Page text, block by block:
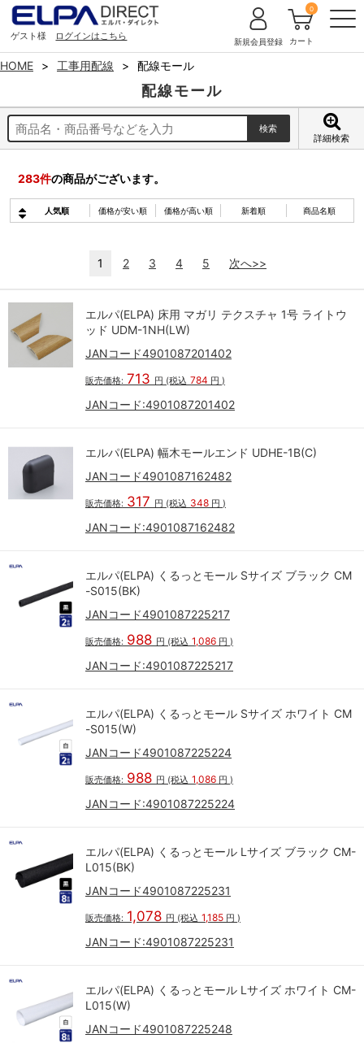
ゲスト様 ログインはこちら 新規会員登録 カート
0
HOME 工事用配線 配線モール
配線モール
詳細検索
283件の商品がございます。
人気順 価格が安い順 価格が高い順 新着順 商品名順
1 2 3 4 5 次へ>>
エルパ(ELPA) 床用 マガリ テクスチャ 1号 ライトウ
ッド UDM-1NH(LW)
JANコード4901087201402
販売価格: 713 円 (税込 784 円 )
JANコード:4901087201402
エルパ(ELPA) 幅木モールエンド UDHE-1B(C)
JANコード4901087162482
販売価格: 317 円 (税込 348 円 )
JANコード:4901087162482
エルパ(ELPA) くるっとモール Sサイズ ブラック CM
-S015(BK)
JANコード4901087225217
販売価格: 988 円 (税込 1,086 円 )
JANコード:4901087225217
エルパ(ELPA) くるっとモール Sサイズ ホワイト CM
-S015(W)
JANコード4901087225224
販売価格: 988 円 (税込 1,086 円 )
JANコード:4901087225224
エルパ(ELPA) くるっとモール Lサイズ ブラック CM-
L015(BK)
JANコード4901087225231
販売価格: 1,078 円 (税込 1,185 円 )
JANコード:4901087225231
エルパ(ELPA) くるっとモール Lサイズ ホワイト CM-
L015(W)
JANコード4901087225248